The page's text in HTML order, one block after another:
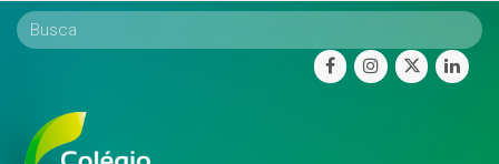
facebookinstagram
twitter